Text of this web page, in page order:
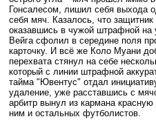
Гонсалесом, лишил себя выхода
себя мяч. Казалось, что
оказавшись в чужой штрафной на
Вейга сфолил в середине поля
карточку. И всё же Коло Муани
перехвата стянул на себе
который с линии штрафной
тайма "Ювентус" отдал
удаление, уже расставшись с
арбитр вынул из кармана красную
ним и остальных футболистов.